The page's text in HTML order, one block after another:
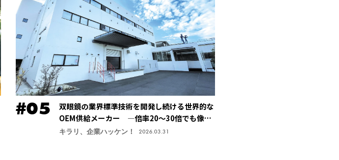
双眼鏡の業界標準技術を開発し続ける世界的な
OEM供給メーカー ―倍率20～30倍でも像が
安定する手振れ防止技術で特許取得、今後の主
キラリ、企業ハッケン！ 2026.03.31